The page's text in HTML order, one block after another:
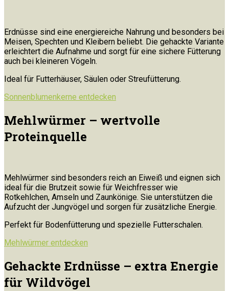
Erdnüsse sind eine energiereiche Nahrung und besonders bei
Meisen, Spechten und Kleibern beliebt. Die gehackte Variante
erleichtert die Aufnahme und sorgt für eine sichere Fütterung
auch bei kleineren Vögeln.
Ideal für Futterhäuser, Säulen oder Streufütterung.
Sonnenblumenkerne entdecken
Mehlwürmer – wertvolle
Proteinquelle
Mehlwürmer sind besonders reich an Eiweiß und eignen sich
ideal für die Brutzeit sowie für Weichfresser wie
Rotkehlchen, Amseln und Zaunkönige. Sie unterstützen die
Aufzucht der Jungvögel und sorgen für zusätzliche Energie.
Perfekt für Bodenfütterung und spezielle Futterschalen.
Mehlwürmer entdecken
Gehackte Erdnüsse – extra Energie
für Wildvögel